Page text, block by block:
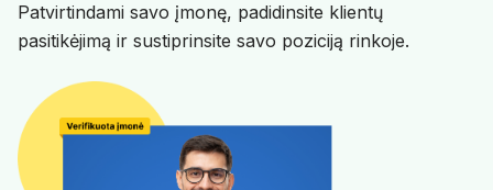
Patvirtindami savo įmonę, padidinsite klientų
pasitikėjimą ir sustiprinsite savo poziciją rinkoje.